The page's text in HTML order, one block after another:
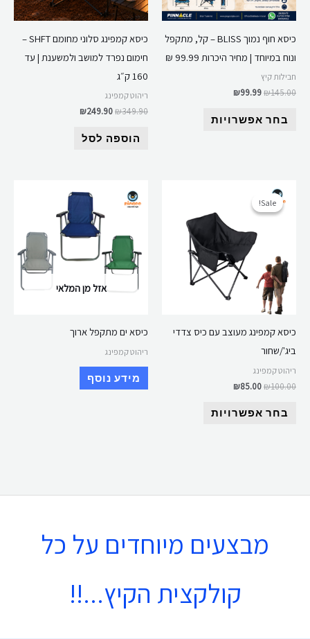
כיסא חוף נמוך BLISS – קל, מתקפל
ונוח במיוחד | מחיר היכרות 99.99 ₪
חבילות קיץ
₪145.00
₪99.99
בחר אפשרויות
לבחור
האפשרויות
בעמוד
כיסא קמפינג סלוני מחומם SHFT –
חימום נפרד למושב ולמשענת | עד
160 ק״ג
ריהוט קמפינג
₪349.90
₪249.90
הוספה לסל
Sale!
Sale!
כיסא קמפינג מעוצב עם כיס צדדי
ביג'/שחור
ריהוט קמפינג
₪100.00
היה:
₪85.00
₪85.00.
בחר אפשרויות
מספר
סוגים.
ניתן
האפשרויות
אזל מן המלאי
כיסא ים מתקפל ארוך
ריהוט קמפינג
מידע נוסף
מבצעים מיוחדים על כל
קולקצית הקיץ...!!